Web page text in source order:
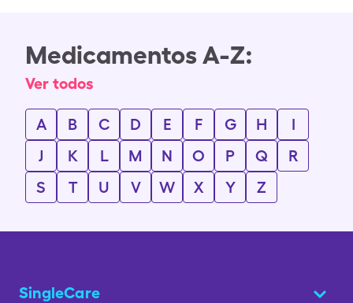
Medicamentos A-Z:
Ver todos
A B C D E F G H
I
J
K L M N O P Q
R
S
T U V W X Y Z
SingleCare